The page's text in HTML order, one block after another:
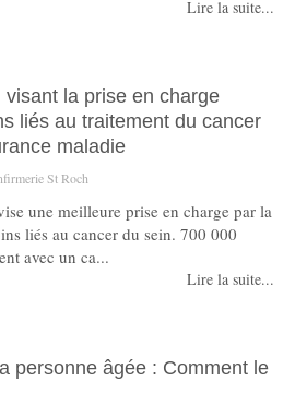
Lire la suite...
visant la prise en charge
liés au traitement du cancer
maladie
St Roch
une meilleure prise en charge par la
liés au cancer du sein. 700 000
avec un ca...
Lire la suite...
personne âgée : Comment le